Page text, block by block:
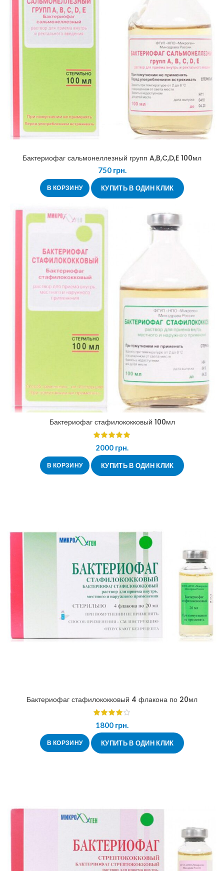
Бактериофаг сальмонеллезный групп A,B,C,D,E 100мл
750грн.
В КОРЗИНУ КУПИТЬ В ОДИН КЛИК
Бактериофаг стафилококковый 100мл
2000 грн.
В КОРЗИНУ КУПИТЬ В ОДИН КЛИК
Бактериофаг стафилококковый 4 флакона по 20мл
1800 грн.
В КОРЗИНУ КУПИТЬ В ОДИН КЛИК